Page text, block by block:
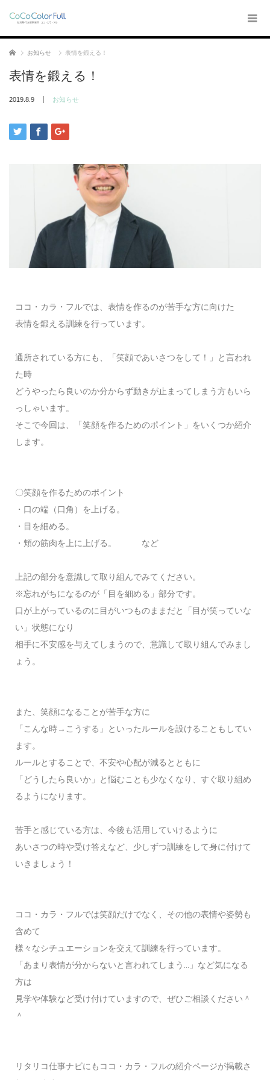
ホーム お知らせ 表情を鍛える！
表情を鍛える！
2019.8.9 お知らせ
​ココ・カラ・フルでは、表情を作るのが苦手な方に向けた
表情を鍛える訓練を行っています。
通所されている方にも、「笑顔であいさつをして！」と言われ
た時
どうやったら良いのか分からず動きが止まってしまう方もいら
っしゃいます。
そこで今回は、「笑顔を作るためのポイント」をいくつか紹介
します。
〇笑顔を作るためのポイント
・口の端（口角）を上げる。
・目を細める。
・頬の筋肉を上に上げる。 など
上記の部分を意識して取り組んでみてください。
※忘れがちになるのが「目を細める」部分です。
口が上がっているのに目がいつものままだと「目が笑っていな
い」状態になり
相手に不安感を与えてしまうので、意識して取り組んでみまし
ょう。
また、笑顔になることが苦手な方に
「こんな時→こうする」といったルールを設けることもしてい
ます。
ルールとすることで、不安や心配が減るとともに
「どうしたら良いか」と悩むことも少なくなり、すぐ取り組め
るようになります。
苦手と感じている方は、今後も活用していけるように
あいさつの時や受け答えなど、少しずつ訓練をして身に付けて
いきましょう！
ココ・カラ・フルでは笑顔だけでなく、その他の表情や姿勢も
含めて
様々なシチュエーションを交えて訓練を行っています。
「あまり表情が分からないと言われてしまう…」など気になる
方は
見学や体験など受け付けていますので、ぜひご相談ください＾
＾
リタリコ仕事ナビにもココ・カラ・フルの紹介ページが掲載さ